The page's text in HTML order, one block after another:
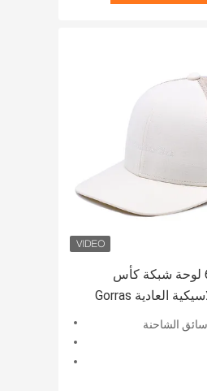
كل المواسم 6 لوحة شبكة كأس
البيسبول الكلاسيكية العادية Gorras
شاحنة قبعة التطريز